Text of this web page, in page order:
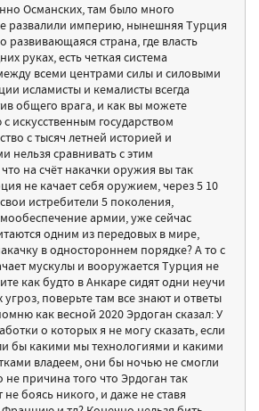
Османских, там было много
развалили империю, нынешняя Турция
развивающаяся страна, где власть
руках, есть четкая система
всеми центрами силы и силовыми
исламисты и кемалисты всегда
общего врага, и как вы можете
искусственным государством
с тысяч летней историей и
нельзя сравнивать с этим
на счёт накачки оружия вы так
не качает себя оружием, через 5 10
истребители 5 поколения,
армии, уже сейчас
одним из передовых в мире,
в одностороннем порядке? А то с
мускулы и вооружается Турция не
как будто в Анкаре сидят одни неучи
угроз, поверьте там все знают и ответы
как весной 2020 Эрдоган сказал: У
о которых я не могу сказать, если
бы какими мы технологиями и какими
владеем, они бы ночью не смогли
не причина того что Эрдоган так
не боясь никого, и даже не ставя